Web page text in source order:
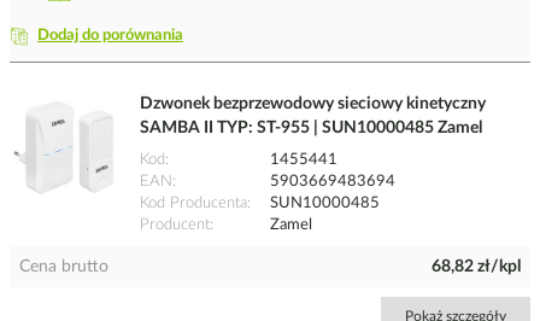
Dodaj do porównania
Dzwonek bezprzewodowy sieciowy kinetyczny
SAMBA II TYP: ST-955 | SUN10000485 Zamel
Kod
1455441
EAN
5903669483694
Kod Producenta
SUN10000485
Producent
Zamel
Cena brutto 68,82 zł/kpl
Pokaż szczegóły